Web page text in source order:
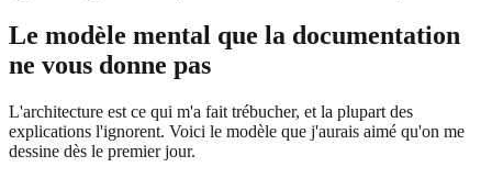
Le modèle mental que la documentation
ne vous donne pas
L'architecture est ce qui m'a fait trébucher, et la plupart des
explications l'ignorent. Voici le modèle que j'aurais aimé qu'on me
dessine dès le premier jour.